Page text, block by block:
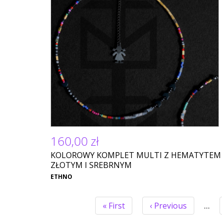
160,00 zł
KOLOROWY KOMPLET MULTI Z HEMATYTEM
ZŁOTYM I SREBRNYM
ETHNO
Pierwsza
strona
« First
Poprzednia
strona
‹ Previous …